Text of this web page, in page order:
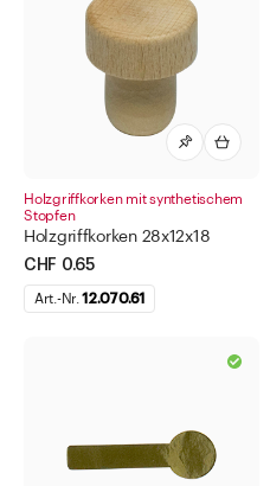
Shop the Look
Helpcenter
Unternehmen
Holzgriffkorken mit synthetischem
Stopfen
Holzgriffkorken 28x12x18
CHF 0.65
Art.-Nr.12.070.61